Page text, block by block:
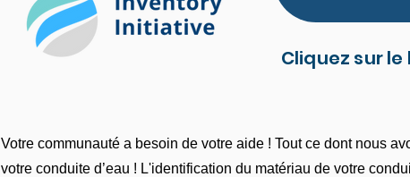
Cliquez sur
Votre communauté a besoin de votre aide ! Tout ce dont nous
votre conduite d’eau ! L'identification du matériau de votre